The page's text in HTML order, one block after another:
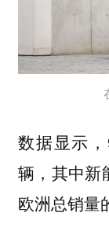
数据显示
辆，其中新
欧洲总销量